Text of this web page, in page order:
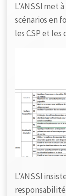
L’ANSSI met
scénarios en
les CSP et les
L’ANSSI